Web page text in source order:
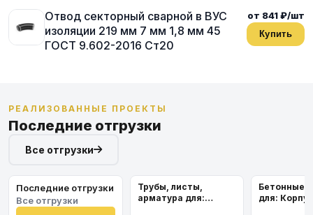
Отвод секторный сварной в ВУС
изоляции 219 мм 7 мм 1,8 мм 45
ГОСТ 9.602-2016 Ст20
от 841 ₽/шт
Купить
РЕАЛИЗОВАННЫЕ ПРОЕКТЫ
Последние отгрузки
Все отгрузки
Последние отгрузки
Все отгрузки
Трубы, листы,
арматура для:
Бетонные
для: